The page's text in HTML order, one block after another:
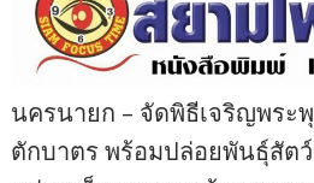
นครนายก – จัดพิธีเจริญพร
ตักบาตร พร้อมปล่อยพันธุ์สัต